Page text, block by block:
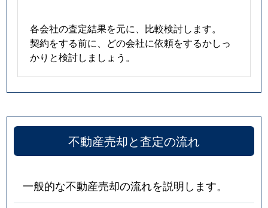
各会社の査定結果を元に、比較検討します。
契約をする前に、どの会社に依頼をするかしっ
かりと検討しましょう。
不動産売却と査定の流れ
一般的な不動産売却の流れを説明します。